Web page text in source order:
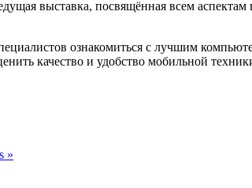
выставка, посвящённая всем
ознакомиться с лучшим
качество и удобство мобильной
»